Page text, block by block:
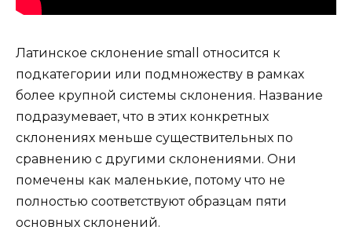
Латинское склонение small относится к
подкатегории или подмножеству в рамках
более крупной системы склонения. Название
подразумевает, что в этих конкретных
склонениях меньше существительных по
сравнению с другими склонениями. Они
помечены как маленькие, потому что не
полностью соответствуют образцам пяти
основных склонений.